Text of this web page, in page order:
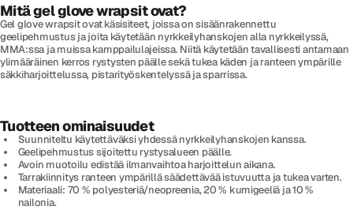
Mitä gel glove wrapsit ovat?
Gel glove wrapsit ovat käsisiteet, joissa on sisäänrakennettu
geelipehmustus ja joita käytetään nyrkkeilyhanskojen alla nyrkkeilyssä,
MMA:ssa ja muissa kamppailulajeissa. Niitä käytetään tavallisesti antamaan
ylimääräinen kerros rystysten päälle sekä tukea käden ja ranteen ympärille
säkkiharjoittelussa, pistarityöskentelyssä ja sparrissa.
Tuotteen ominaisuudet
Suunniteltu käytettäväksi yhdessä nyrkkeilyhanskojen kanssa.
Geelipehmustus sijoitettu rystysalueen päälle.
Avoin muotoilu edistää ilmanvaihtoa harjoittelun aikana.
Tarrakiinnitys ranteen ympärillä säädettävää istuvuutta ja tukea varten.
Materiaali: 70 % polyesteriä/neopreenia, 20 % kumigeeliä ja 10 %
nailonia.